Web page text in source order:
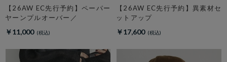
【26AW EC先行予約】ペーパー
ヤーンプルオーバー／
￥11,000
【26AW EC先行予約】異素材セ
ットアップ
￥17,600